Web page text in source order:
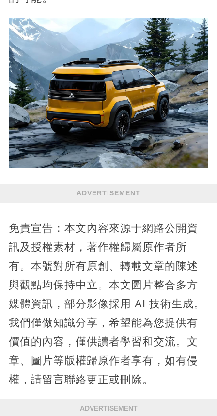
ADVERTISEMENT
免責宣告：本文內容來源于網路公開資
訊及授權素材，著作權歸屬原作者所
有。本號對所有原創、轉載文章的陳述
與觀點均保持中立。本文圖片整合多方
媒體資訊，部分影像採用 AI 技術生成。
我們僅做知識分享，希望能為您提供有
價值的內容，僅供讀者學習和交流。文
章、圖片等版權歸原作者享有，如有侵
權，請留言聯絡更正或刪除。
ADVERTISEMENT